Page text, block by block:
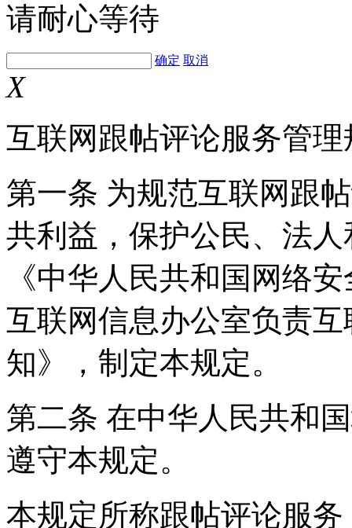
请耐心等待
确定 取消
X
互联网跟帖评论服务管理
第一条 为规范互联网跟
共利益，保护公民、法
《中华人民共和国网络
互联网信息办公室负责
知》，制定本规定。
第二条 在中华人民共和
遵守本规定。
本规定所称跟帖评论服